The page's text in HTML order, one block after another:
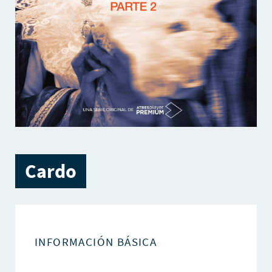
Cardo
INFORMACIÓN BÁSICA